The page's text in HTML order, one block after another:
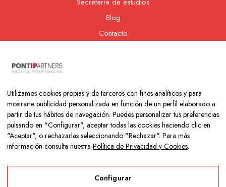
Blog
Contacto
Copyright © 2026 Colegio Los Naranjos | Hecho con mucho amor
porNeurona Digital
Utilizamos cookies propias y de terceros con fines analíticos y para
mostrarte publicidad personalizada en función de un perfil elaborado a
partir de tus hábitos de navegación. Puedes personalizar tus preferencias
pulsando en "Configurar", aceptar todas las cookies haciendo clic en
"Aceptar", o rechazarlas seleccionando "Rechazar". Para más
información consulta nuestra Política de Privacidad y Cookies.
Configurar